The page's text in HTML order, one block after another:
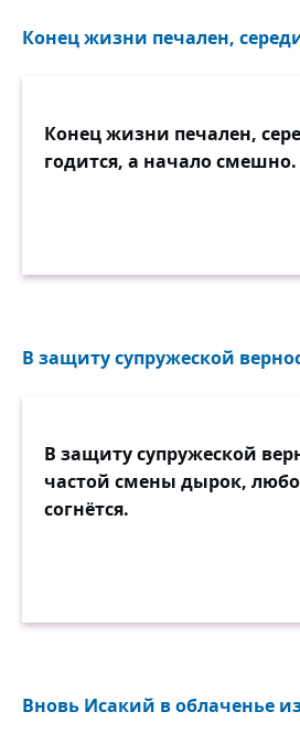
Конец жизни печален,
Конец жизни печален,
годится, а начало смешно.
В защиту супружеской
В защиту супружеской
частой смены дырок,
согнётся.
Вновь Исакий в облаченье